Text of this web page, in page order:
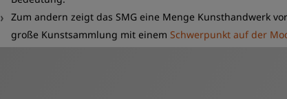
Zum andern zeigt das SMG eine Menge Kunsthandwerk
große Kunstsammlung mit einem Schwerpunkt auf der